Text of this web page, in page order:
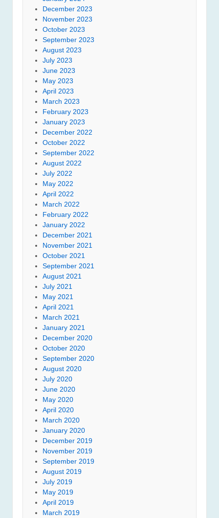
December 2023
November 2023
October 2023
September 2023
August 2023
July 2023
June 2023
May 2023
April 2023
March 2023
February 2023
January 2023
December 2022
October 2022
September 2022
August 2022
July 2022
May 2022
April 2022
March 2022
February 2022
January 2022
December 2021
November 2021
October 2021
September 2021
August 2021
July 2021
May 2021
April 2021
March 2021
January 2021
December 2020
October 2020
September 2020
August 2020
July 2020
June 2020
May 2020
April 2020
March 2020
January 2020
December 2019
November 2019
September 2019
August 2019
July 2019
May 2019
April 2019
March 2019